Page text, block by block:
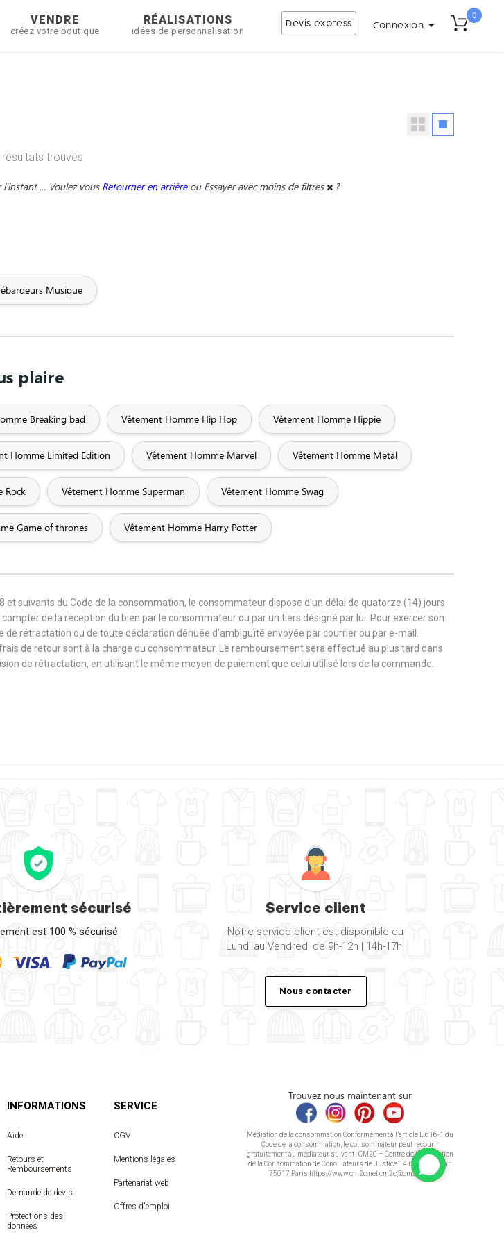
VENDRE
créez votre boutique
RÉALISATIONS
idées de personnalisation
Devis express Connexion
0
résultats trouvés
... Voulez vous Retourner en arrière ou Essayer avec moins de filtres ?
Musique
plaire
Breaking bad Vêtement Homme Hip Hop Vêtement Homme Hippie
Homme Limited Edition Vêtement Homme Marvel Vêtement Homme Metal
Rock Vêtement Homme Superman Vêtement Homme Swag
Game of thrones Vêtement Homme Harry Potter
suivants du Code de la consommation, le consommateur dispose d’un délai de quatorze (14) jours
de la réception du bien par le consommateur ou par un tiers désigné par lui. Pour exercer son
rétractation ou de toute déclaration dénuée d’ambiguïté envoyée par courrier ou par e-mail.
de retour sont à la charge du consommateur. Le remboursement sera effectué au plus tard dans
de rétractation, en utilisant le même moyen de paiement que celui utilisé lors de la commande.
sécurisé
est 100 % sécurisé
Service client
Notre service client est disponible du
Lundi au Vendredi de 9h-12h | 14h-17h.
Nous contacter
INFORMATIONS
Aide
Retours et
Remboursements
Demande de devis
Protections des
données
SERVICE
CGV
Mentions légales
Partenariat web
Offres d'emploi
Trouvez nous maintenant sur
Médiation de la consommation Conformément à l’article L.616-1 du
Code de la consommation, le consommateur peut recourir
gratuitement au médiateur suivant : CM2C – Centre de la Médiation
de la Consommation de Conciliateurs de Justice 14 rue Saint Jean
75017 Paris https://www.cm2c.net cm2c@cm2c.net